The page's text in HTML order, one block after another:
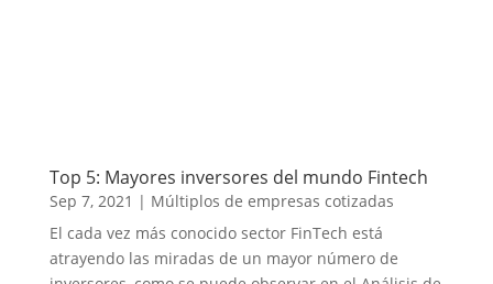
Top 5: Mayores inversores del mundo Fintech
Sep 7, 2021 | Múltiplos de empresas cotizadas
El cada vez más conocido sector FinTech está
atrayendo las miradas de un mayor número de